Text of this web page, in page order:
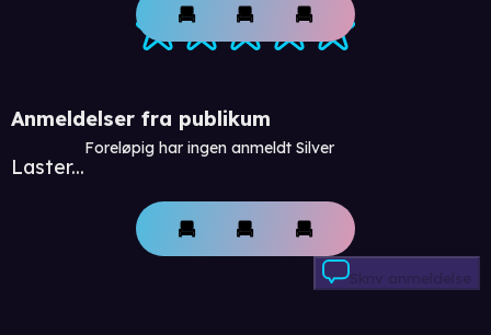
Anmeldelser fra publikum
Laster...
Foreløpig har ingen anmeldt Silver
Skriv anmeldelse